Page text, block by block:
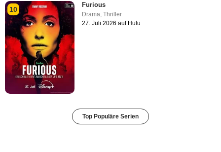
10
Furious
Drama ,Thriller
27. Juli 2026 auf Hulu
Top Populäre Serien